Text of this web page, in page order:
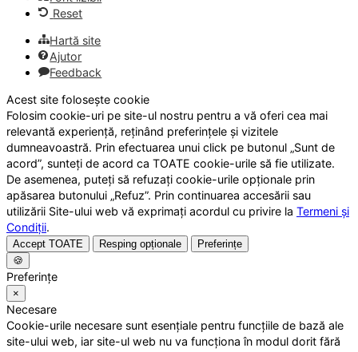
Reset
Hartă site
Ajutor
Feedback
Acest site folosește cookie
Folosim cookie-uri pe site-ul nostru pentru a vă oferi cea mai
relevantă experiență, reținând preferințele și vizitele
dumneavoastră. Prin efectuarea unui click pe butonul „Sunt de
acord”, sunteți de acord ca TOATE cookie-urile să fie utilizate.
De asemenea, puteți să refuzați cookie-urile opționale prin
apăsarea butonului „Refuz”. Prin continuarea accesării sau
utilizării Site-ului web vă exprimați acordul cu privire la Termeni și
Condiții.
Accept TOATE Resping opționale
Preferințe
🍪
Preferințe
×
Necesare
Cookie-urile necesare sunt esențiale pentru funcțiile de bază ale
site-ului web, iar site-ul web nu va funcționa în modul dorit fără